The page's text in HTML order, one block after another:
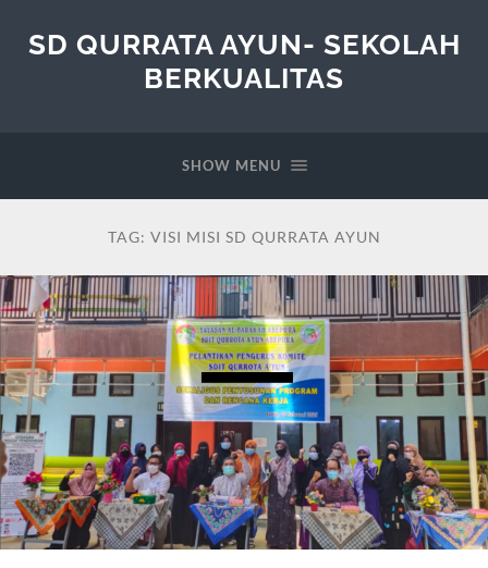
SD QURRATA AYUN- SEKOLAH
BERKUALITAS
SHOW MENU
TAG: VISI MISI SD QURRATA AYUN